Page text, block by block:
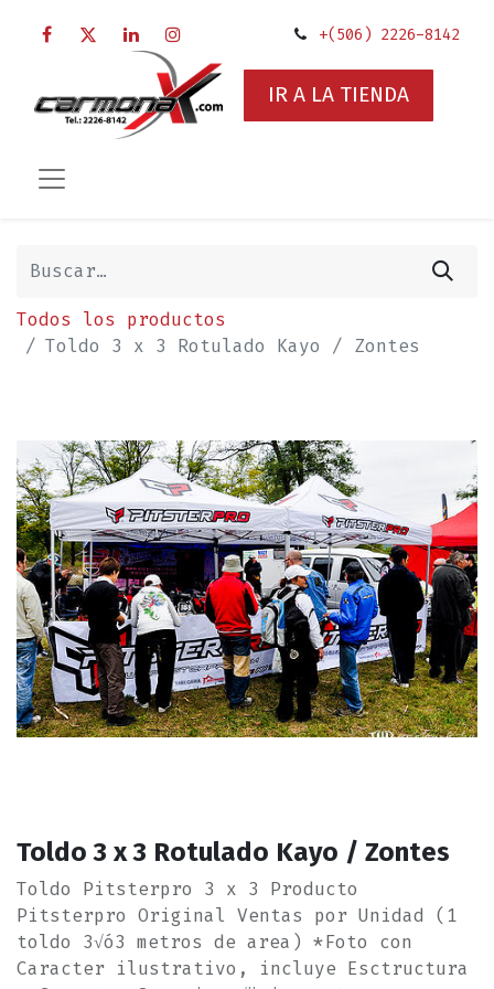
+(506) 2226-8142
IR A LA TIENDA
Todos los productos
Toldo 3 x 3 Rotulado Kayo / Zontes
Toldo 3 x 3 Rotulado Kayo / Zontes
Toldo Pitsterpro 3 x 3 Producto
Pitsterpro Original Ventas por Unidad (1
toldo 3√ó3 metros de area) *Foto con
Caracter ilustrativo, incluye Esctructura